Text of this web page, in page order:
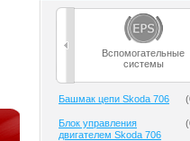
Вспомогательные
системы
Башмак цепи Skoda 706 (
Блок управления
двигателем Skoda 706
(